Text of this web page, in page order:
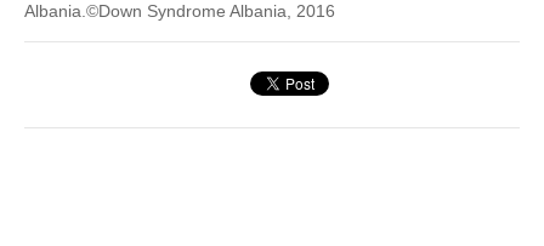
Albania. ©Down Syndrome Albania, 2016